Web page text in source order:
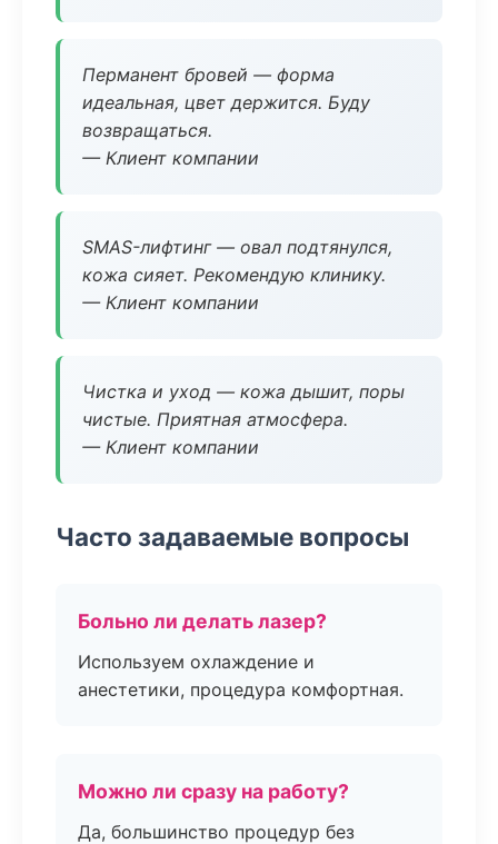
Перманент бровей — форма
идеальная, цвет держится. Буду
возвращаться.
— Клиент компании
SMAS-лифтинг — овал подтянулся,
кожа сияет. Рекомендую клинику.
— Клиент компании
Чистка и уход — кожа дышит, поры
чистые. Приятная атмосфера.
— Клиент компании
Часто задаваемые вопросы
Больно ли делать лазер?
Используем охлаждение и
анестетики, процедура комфортная.
Можно ли сразу на работу?
Да, большинство процедур без